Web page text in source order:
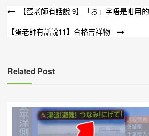
文
章
【蛋老師有話說 9】「お」字唔是咁用的
【蛋老師有話說11】合格吉祥物
Related Post